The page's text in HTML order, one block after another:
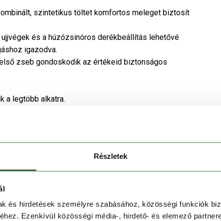
Részletek
és hirdetések személyre szabásához, közösségi funkciók
Ezenkívül közösségi média-, hirdető- és elemező
szintetikus töltet komfortos meleget biztosít
és a húzózsinóros derékbeállítás lehetővé
igazodva.
zseb gondoskodik az értékeid biztonságos
a legtöbb alkatra.